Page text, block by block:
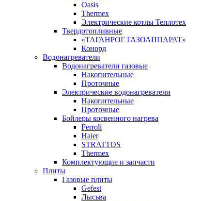
Oasis
Thermex
Электрические котлы Теплотех
Твердотопливные
«ТАГАНРОГ ГАЗОАППАРАТ»
Конорд
Водонагреватели
Водонагреватели газовые
Накопительные
Проточные
Электрические водонагреватели
Накопительные
Проточные
Бойлеры косвенного нагрева
Ferroli
Haier
STRATTOS
Thermex
Комплектующие и запчасти
Плиты
Газовые плиты
Gefest
Лысьва